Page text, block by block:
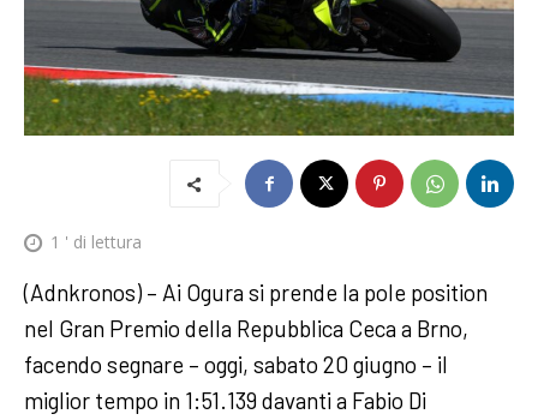
1 ' di lettura
(Adnkronos) – Ai Ogura si prende la pole position
nel Gran Premio della Repubblica Ceca a Brno,
facendo segnare – oggi, sabato 20 giugno – il
miglior tempo in 1:51.139 davanti a Fabio Di